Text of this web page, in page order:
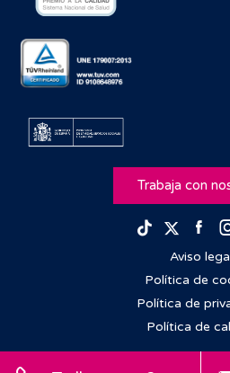
Trabaja con
TikTok
Aviso
Política de
Política de
Política de